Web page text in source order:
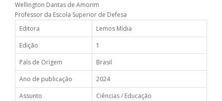
Wellington Dantas de Amorim
Professor da Escola Superior de Defesa
Editora
Lemos Mídia
Edição
1
País de Origem
Brasil
Ano de publicação
2024
Assunto
Ciências / Educação